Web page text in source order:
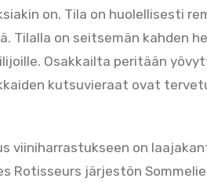
on. Tila on huolellisesti
Tilalla on seitsemän kahden
Osakkailta peritään
kutsuvieraat ovat
viiniharrastukseen on
Rotisseurs järjestön